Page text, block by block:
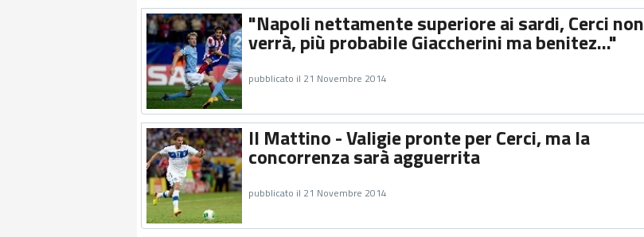
"Napoli nettamente superiore ai sardi, Cerci non
verrà, più probabile Giaccherini ma benitez..."
pubblicato il 21 Novembre 2014
Il Mattino - Valigie pronte per Cerci, ma la
concorrenza sarà agguerrita
pubblicato il 21 Novembre 2014